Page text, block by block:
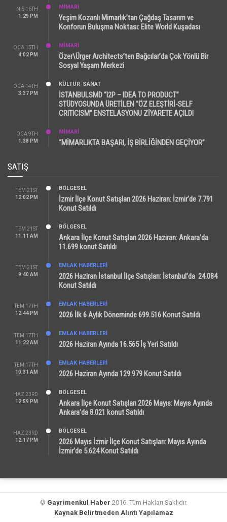
NIS 16TH
1:29 PM
MİMARİ
Yeşim Kozanlı Mimarlık’tan Çağdaş Tasarım ve
Konforun Buluşma Noktası: Elite World Kuşadası
OCA 15TH
4:02 PM
MİMARİ
Özer\Ürger Architects’ten Bağcılar’da Çok Yönlü Bir
Sosyal Yaşam Merkezi
OCA 14TH
3:37 PM
KÜLTÜR-SANAT
İSTANBULSMD “I2P – IDEA TO PRODUCT”
STÜDYOSUNDA ÜRETİLEN “ÖZ ELEŞTİRİ-SELF
CRITICISM” ENSTELASYONU ZİYARETE AÇILDI
OCA 9TH
1:38 PM
MİMARİ
“MİMARLIKTA BAŞARI, İŞ BİRLİĞİNDEN GEÇİYOR”
SATIŞ
TEM 21ST
12:02 PM
BÖLGESEL
İzmir İlçe Konut Satışları 2026 Haziran: İzmir’de 7.791
Konut Satıldı
TEM 21ST
11:11 AM
BÖLGESEL
Ankara İlçe Konut Satışları 2026 Haziran: Ankara’da
11.699 konut Satıldı
TEM 21ST
9:40 AM
EMLAK HABERLERI
2026 Haziran İstanbul İlçe Satışları: İstanbul’da 24.084
Konut Satıldı
TEM 17TH
12:44 PM
EMLAK HABERLERI
2026 İlk 6 Aylık Döneminde 699.516 Konut Satıldı
TEM 17TH
11:22 AM
EMLAK HABERLERI
2026 Haziran Ayında 16.565 İş Yeri Satıldı
TEM 17TH
10:31 AM
EMLAK HABERLERI
2026 Haziran Ayında 129.979 Konut Satıldı
HAZ 23RD
12:59 PM
BÖLGESEL
Ankara İlçe Konut Satışları 2026 Mayıs: Mayıs Ayında
Ankara’da 8.021 konut Satıldı
HAZ 23RD
12:17 PM
BÖLGESEL
2026 Mayıs İzmir İlçe Konut Satışları: Mayıs Ayında
İzmir’de 5.624 Konut Satıldı
© Gayrimenkul Haber 2016. Tüm Hakları Saklıdır.
Kaynak Belirtmeden Alıntı Yapılamaz